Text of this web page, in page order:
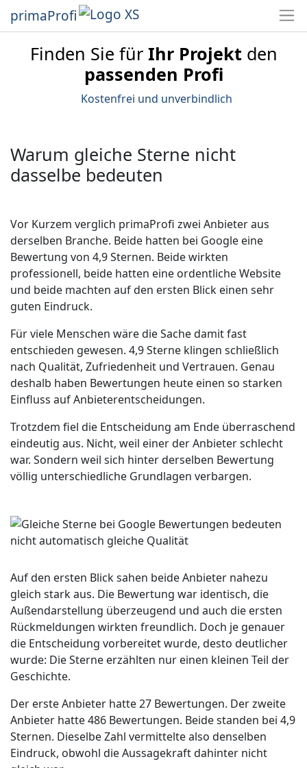
primaProfi
Finden Sie für Ihr Projektden
passenden Profi
Kostenfrei und unverbindlich
Warum gleiche Sterne nicht
dasselbe bedeuten
Vor Kurzem verglich primaProfi zwei Anbieter aus
derselben Branche. Beide hatten bei Google eine
Bewertung von 4,9 Sternen. Beide wirkten
professionell, beide hatten eine ordentliche Website
und beide machten auf den ersten Blick einen sehr
guten Eindruck.
Für viele Menschen wäre die Sache damit fast
entschieden gewesen. 4,9 Sterne klingen schließlich
nach Qualität, Zufriedenheit und Vertrauen. Genau
deshalb haben Bewertungen heute einen so starken
Einfluss auf Anbieterentscheidungen.
Trotzdem fiel die Entscheidung am Ende überraschend
eindeutig aus. Nicht, weil einer der Anbieter schlecht
war. Sondern weil sich hinter derselben Bewertung
völlig unterschiedliche Grundlagen verbargen.
Auf den ersten Blick sahen beide Anbieter nahezu
gleich stark aus. Die Bewertung war identisch, die
Außendarstellung überzeugend und auch die ersten
Rückmeldungen wirkten freundlich. Doch je genauer
die Entscheidung vorbereitet wurde, desto deutlicher
wurde: Die Sterne erzählten nur einen kleinen Teil der
Geschichte.
Der erste Anbieter hatte 27 Bewertungen. Der zweite
Anbieter hatte 486 Bewertungen. Beide standen bei 4,9
Sternen. Dieselbe Zahl vermittelte also denselben
Eindruck, obwohl die Aussagekraft dahinter nicht